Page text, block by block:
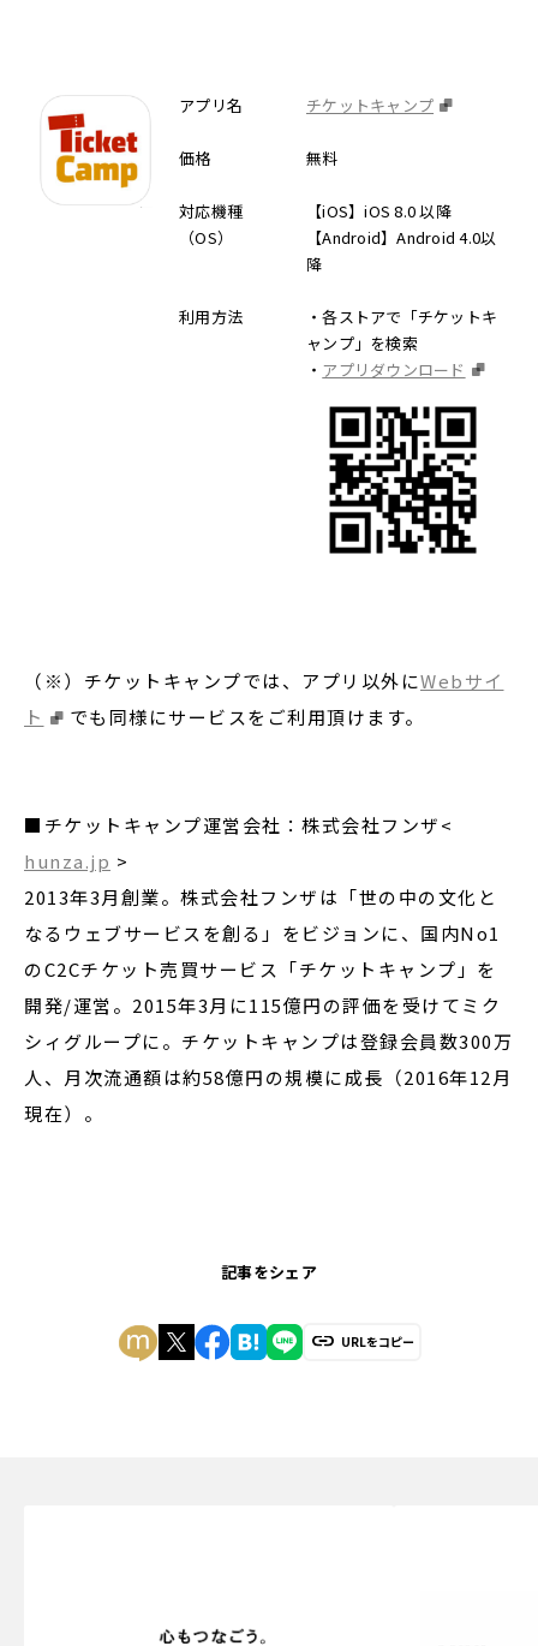
アプリ名 チケットキャンプ
価格 無料
対応機種
（OS）
【iOS】iOS 8.0 以降
【Android】Android 4.0以
降
利用方法
・各ストアで「チケットキ
ャンプ」を検索
・ アプリダウンロード
（※）チケットキャンプでは、アプリ以外にWebサイ
ト
でも同様にサービスをご利用頂けます。
■チケットキャンプ運営会社：株式会社フンザ<
hunza.jp >
2013年3月創業。株式会社フンザは「世の中の文化と
なるウェブサービスを創る」をビジョンに、国内No1
のC2Cチケット売買サービス「チケットキャンプ」を
開発/運営。2015年3月に115億円の評価を受けてミク
シィグループに。チケットキャンプは登録会員数300万
人、月次流通額は約58億円の規模に成長（2016年12月
現在）。
記事をシェア
URLをコピー